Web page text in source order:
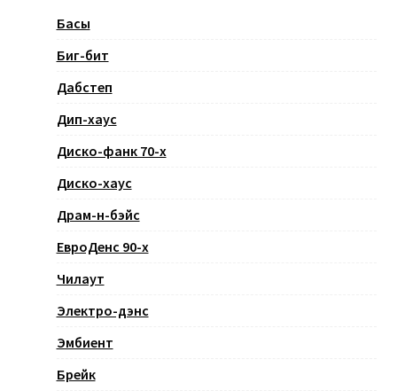
Басы
Биг-бит
Дабстеп
Дип-хаус
Диско-фанк 70-х
Диско-хаус
Драм-н-бэйс
ЕвроДенс 90-х
Чилаут
Электро-дэнс
Эмбиент
Брейк